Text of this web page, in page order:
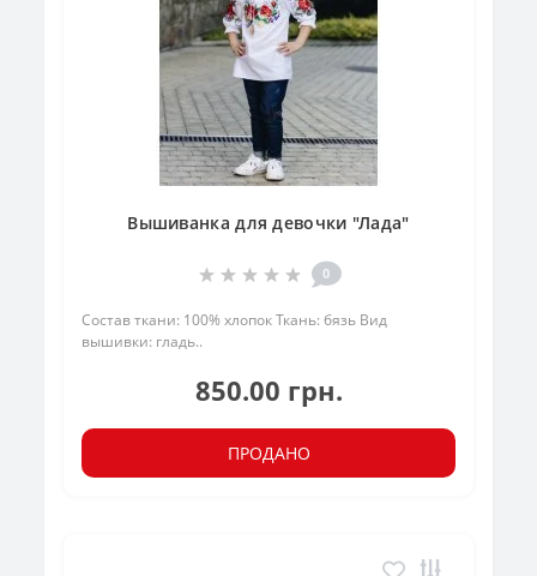
Вышиванка для девочки "Лада"
0
Состав ткани: 100% хлопок Ткань: бязь Вид
вышивки: гладь..
850.00 грн.
ПРОДАНО